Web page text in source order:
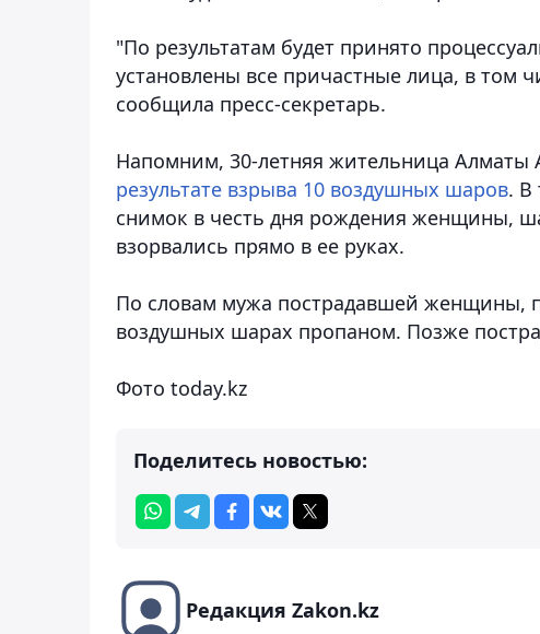
"По результатам будет принято
установлены все причастные лица, в том
сообщила пресс-секретарь.
Напомним, 30-летняя жительница Алматы
результате взрыва 10 воздушных шаров. В
снимок в честь дня рождения женщины,
взорвались прямо в ее руках.
По словам мужа пострадавшей женщины,
воздушных шарах пропаном. Позже
Фото today.kz
Поделитесь новостью:
Редакция Zakon.kz